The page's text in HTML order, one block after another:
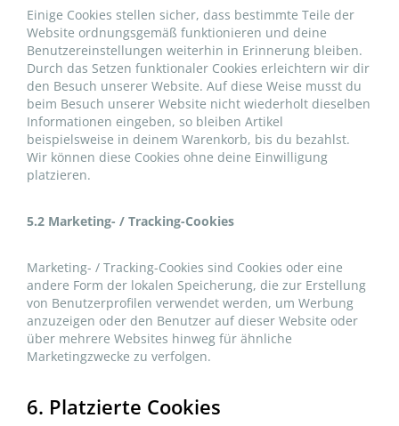
Einige Cookies stellen sicher, dass bestimmte Teile der
Website ordnungsgemäß funktionieren und deine
Benutzereinstellungen weiterhin in Erinnerung bleiben.
Durch das Setzen funktionaler Cookies erleichtern wir dir
den Besuch unserer Website. Auf diese Weise musst du
beim Besuch unserer Website nicht wiederholt dieselben
Informationen eingeben, so bleiben Artikel
beispielsweise in deinem Warenkorb, bis du bezahlst.
Wir können diese Cookies ohne deine Einwilligung
platzieren.
5.2 Marketing- / Tracking-Cookies
Marketing- / Tracking-Cookies sind Cookies oder eine
andere Form der lokalen Speicherung, die zur Erstellung
von Benutzerprofilen verwendet werden, um Werbung
anzuzeigen oder den Benutzer auf dieser Website oder
über mehrere Websites hinweg für ähnliche
Marketingzwecke zu verfolgen.
6. Platzierte Cookies